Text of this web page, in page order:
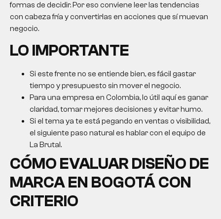
formas de decidir. Por eso conviene leer las tendencias
con cabeza fría y convertirlas en acciones que sí muevan
negocio.
LO IMPORTANTE
Si este frente no se entiende bien, es fácil gastar
tiempo y presupuesto sin mover el negocio.
Para una empresa en Colombia, lo útil aquí es ganar
claridad, tomar mejores decisiones y evitar humo.
Si el tema ya te está pegando en ventas o visibilidad,
el siguiente paso natural es hablar con el equipo de
La Brutal.
CÓMO EVALUARDISEÑO DE
MARCA EN BOGOTÁCON
CRITERIO